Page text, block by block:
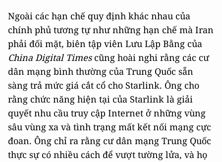
Ngoài các hạn chế quy định khác nhau của
chính phủ tương tự như những hạn chế mà Iran
phải đối mặt, biên tập viên Lưu Lập Bằng của
China Digital Times cũng hoài nghi rằng các cư
dân mạng bình thường của Trung Quốc sẵn
sàng trả mức giá cắt cổ cho Starlink. Ông cho
rằng chức năng hiện tại của Starlink là giải
quyết nhu cầu truy cập Internet ở những vùng
sâu vùng xa và tình trạng mất kết nối mạng cực
đoan. Ông chỉ ra rằng cư dân mạng Trung Quốc
thực sự có nhiều cách để vượt tường lửa, và họ